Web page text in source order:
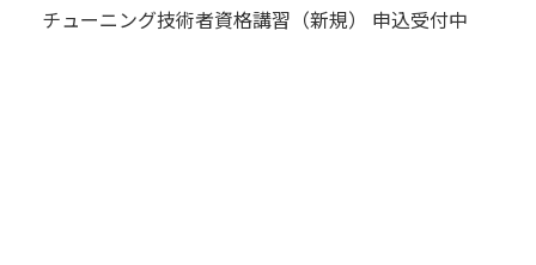
チューニング技術者資格講習（新規） 申込受付中